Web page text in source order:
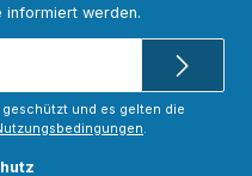
informiert werden.
geschützt und es gelten die
.